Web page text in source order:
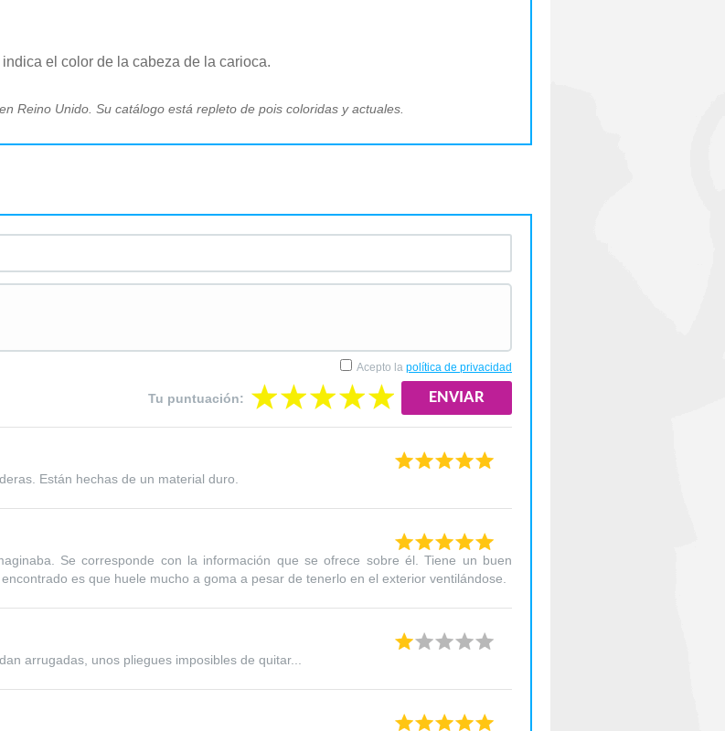
el color de la cabeza de la carioca.
Reino Unido. Su catálogo está repleto de pois coloridas y actuales.
Tu puntuación:
Acepto la política de privacidad
Están hechas de un material duro.
Se corresponde con la información que se ofrece sobre él. Tiene un buen
es que huele mucho a goma a pesar de tenerlo en el exterior ventilándose.
arrugadas, unos pliegues imposibles de quitar...